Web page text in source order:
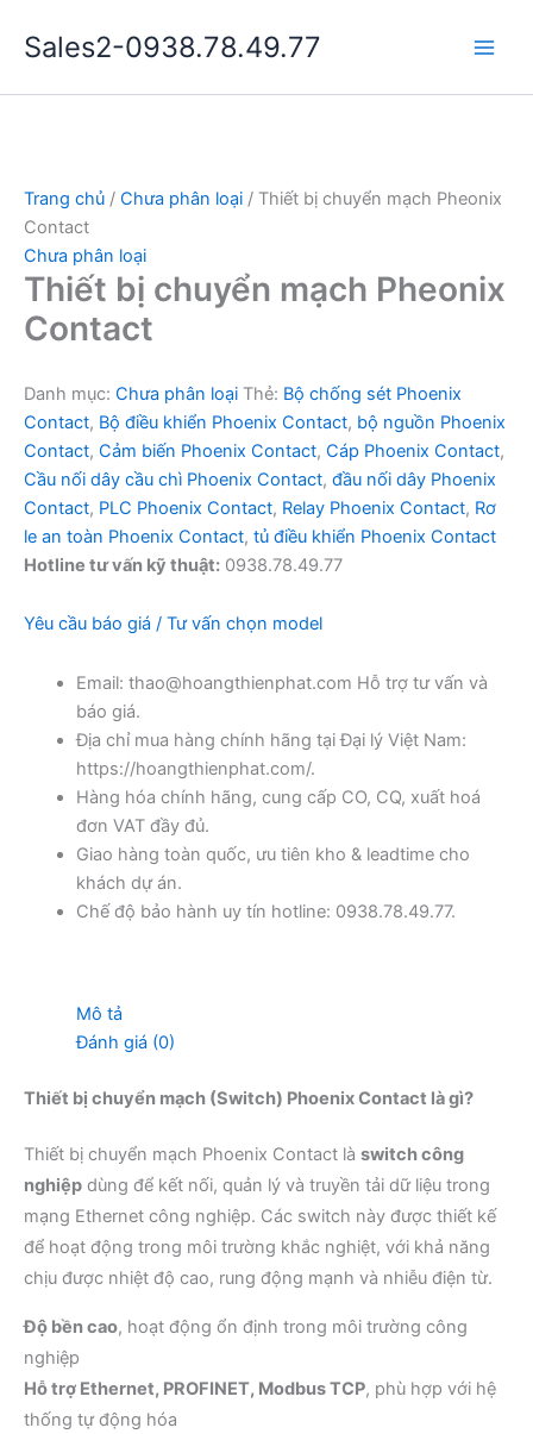
dung
Sales2-0938.78.49.77
Trang chủ / Chưa phân loại / Thiết bị chuyển mạch Pheonix
Contact
Chưa phân loại
Thiết bị chuyển mạch Pheonix
Contact
Danh mục: Chưa phân loại Thẻ: Bộ chống sét Phoenix
Contact, Bộ điều khiển Phoenix Contact, bộ nguồn Phoenix
Contact, Cảm biến Phoenix Contact, Cáp Phoenix Contact,
Cầu nối dây cầu chì Phoenix Contact, đầu nối dây Phoenix
Contact, PLC Phoenix Contact, Relay Phoenix Contact, Rơ
le an toàn Phoenix Contact, tủ điều khiển Phoenix Contact
Hotline tư vấn kỹ thuật: 0938.78.49.77
Yêu cầu báo giá / Tư vấn chọn model
Email: thao@hoangthienphat.com Hỗ trợ tư vấn và
báo giá.
Địa chỉ mua hàng chính hãng tại Đại lý Việt Nam:
https://hoangthienphat.com/.
Hàng hóa chính hãng, cung cấp CO, CQ, xuất hoá
đơn VAT đầy đủ.
Giao hàng toàn quốc, ưu tiên kho & leadtime cho
khách dự án.
Chế độ bảo hành uy tín hotline: 0938.78.49.77.
Mô tả
Đánh giá (0)
Thiết bị chuyển mạch (Switch) Phoenix Contact là gì?
Thiết bị chuyển mạch Phoenix Contact là switch công
nghiệp dùng để kết nối, quản lý và truyền tải dữ liệu trong
mạng Ethernet công nghiệp. Các switch này được thiết kế
để hoạt động trong môi trường khắc nghiệt, với khả năng
chịu được nhiệt độ cao, rung động mạnh và nhiễu điện từ.
Độ bền cao, hoạt động ổn định trong môi trường công
nghiệp
Hỗ trợ Ethernet, PROFINET, Modbus TCP, phù hợp với hệ
thống tự động hóa